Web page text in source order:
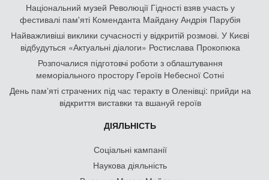
Національний музей Революції Гідності взяв участь у
фестивалі пам'яті Коменданта Майдану Андрія Парубія
Найважливіші виклики сучасності у відкритій розмові. У Києві
відбудуться «Актуальні діалоги» Ростислава Прокопюка
Розпочалися підготовчі роботи з облаштування
меморіального простору Героїв Небесної Сотні
День памʼяті страчених під час теракту в Оленівці: прийди на
відкриття виставки та вшануй героїв
ДІЯЛЬНІСТЬ
Соціальні кампанії
Наукова діяльність